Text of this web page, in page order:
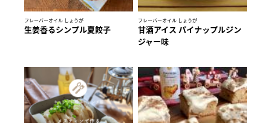
フレーバーオイル しょうが
生姜香るシンプル夏餃子
フレーバーオイル しょうが
甘酒アイス パイナップルジン
ジャー味